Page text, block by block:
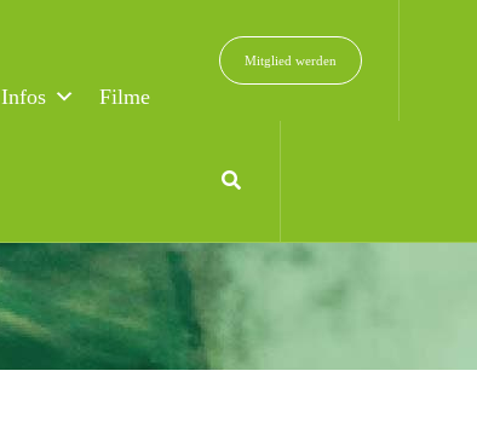
Infos
Filme
Mitglied werden